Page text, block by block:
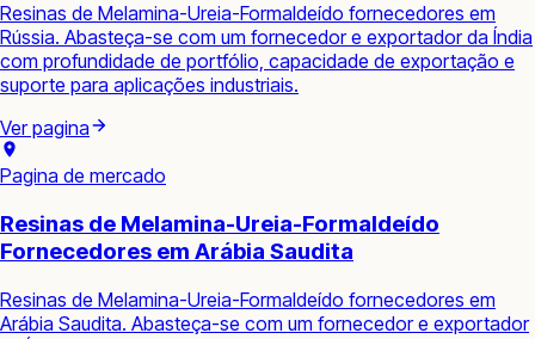
Resinas de Melamina-Ureia-Formaldeído fornecedores em
Rússia. Abasteça-se com um fornecedor e exportador da Índia
com profundidade de portfólio, capacidade de exportação e
suporte para aplicações industriais.
Ver pagina
Pagina de mercado
Resinas de Melamina-Ureia-Formaldeído
Fornecedores em Arábia Saudita
Resinas de Melamina-Ureia-Formaldeído fornecedores em
Arábia Saudita. Abasteça-se com um fornecedor e exportador